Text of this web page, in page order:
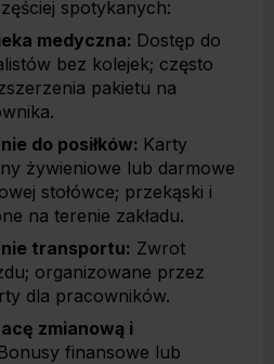
spotykanych:
medyczna: Dostęp do
bez kolejek; często
pakietu na
do posiłków: Karty
żywieniowe lub darmowe
stołówce; przekąski i
na terenie zakładu.
transportu: Zwrot
organizowane przez
dla pracowników.
zmianową i
Bonusy finansowe lub